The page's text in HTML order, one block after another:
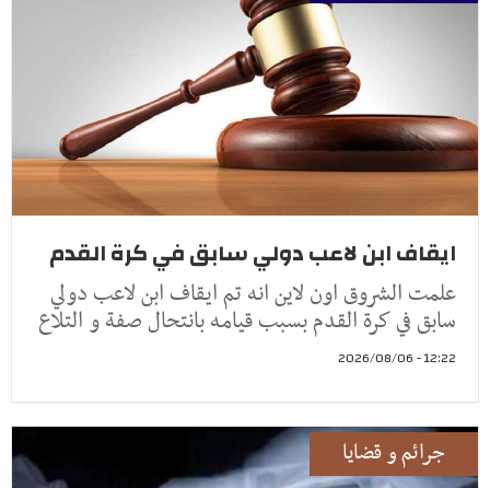
ايقاف ابن لاعب دولي سابق في كرة القدم
علمت الشروق اون لاين انه تم ايقاف ابن لاعب دولي
سابق في كرة القدم بسبب قيامه بانتحال صفة و التلاع
12:22 - 2026/08/06
جرائم و قضايا